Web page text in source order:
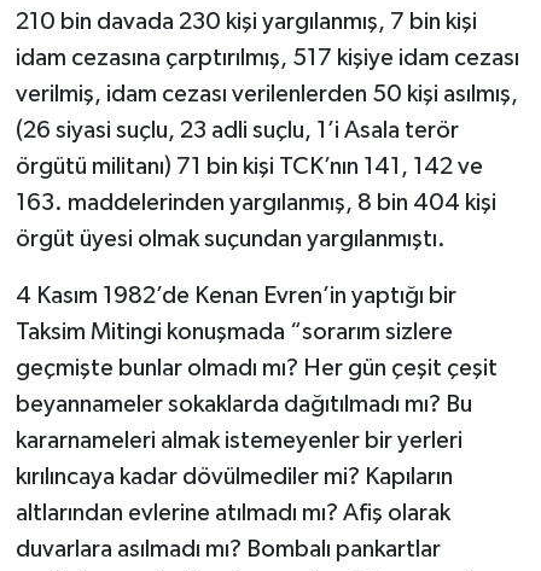
210 bin davada 230 kişi yargılanmış, 7 bin kişi
idam cezasına çarptırılmış, 517 kişiye idam cezası
verilmiş, idam cezası verilenlerden 50 kişi asılmış,
(26 siyasi suçlu, 23 adli suçlu, 1’i Asala terör
örgütü militanı) 71 bin kişi TCK’nın 141, 142 ve
163. maddelerinden yargılanmış, 8 bin 404 kişi
örgüt üyesi olmak suçundan yargılanmıştı.
4 Kasım 1982’de Kenan Evren’in yaptığı bir
Taksim Mitingi konuşmada “sorarım sizlere
geçmişte bunlar olmadı mı? Her gün çeşit çeşit
beyannameler sokaklarda dağıtılmadı mı? Bu
kararnameleri almak istemeyenler bir yerleri
kırılıncaya kadar dövülmediler mi? Kapıların
altlarından evlerine atılmadı mı? Afiş olarak
duvarlara asılmadı mı? Bombalı pankartlar